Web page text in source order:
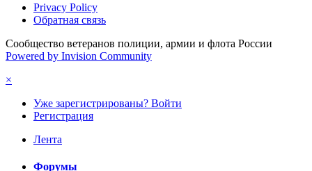
Privacy Policy
Обратная связь
Сообщество ветеранов полиции, армии и флота России
Powered by Invision Community
×
Уже зарегистрированы? Войти
Регистрация
Лента
Форумы